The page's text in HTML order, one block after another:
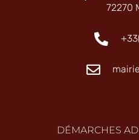
72270
DÉMARCHES